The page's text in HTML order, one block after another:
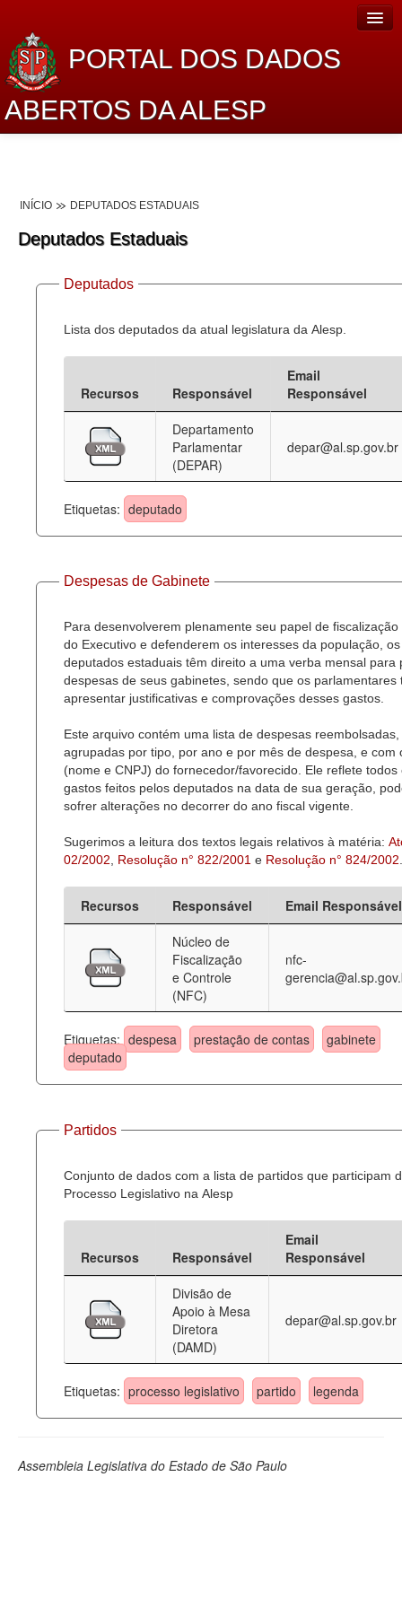
PORTAL DOS DADOS
ABERTOS DA ALESP
Lei de Acesso à Informação
Dados Governamentais Abertos
Planejamento
Catálogo de dados
Processo Legislativo
Deputados Estaduais
Administração
Legislação
Agenda
Perguntas frequentes
INÍCIO DEPUTADOS ESTADUAIS
Deputados Estaduais
Deputados
Lista dos deputados da atual legislatura da Alesp.
Recursos Responsável
Email
Responsável
Departamento
Parlamentar
(DEPAR)
depar@al.sp.gov.br
Etiquetas: deputado
Despesas de Gabinete
Para desenvolverem plenamente seu papel de fiscalização
do Executivo e defenderem os interesses da população, os
deputados estaduais têm direito a uma verba mensal para
despesas de seus gabinetes, sendo que os parlamentares
apresentar justificativas e comprovações desses gastos.
Este arquivo contém uma lista de despesas reembolsadas,
agrupadas por tipo, por ano e por mês de despesa, e com
(nome e CNPJ) do fornecedor/favorecido. Ele reflete todos
gastos feitos pelos deputados na data de sua geração,
sofrer alterações no decorrer do ano fiscal vigente.
Sugerimos a leitura dos textos legais relativos à matéria:
02/2002
Resolução n° 822/2001 e Resolução n° 824/2002
Recursos Responsável
Email Responsável
Núcleo de
Fiscalização
e Controle
(NFC)
nfc-
Etiquetas: despesa prestação de contas
gabinete
deputado
Partidos
Conjunto de dados com a lista de partidos que participam
Processo Legislativo na Alesp
Recursos Responsável
Email
Responsável
Divisão de
Apoio à Mesa
Diretora
(DAMD)
depar@al.sp.gov.br
Etiquetas: processo legislativo partido legenda
Assembleia Legislativa do Estado de São Paulo